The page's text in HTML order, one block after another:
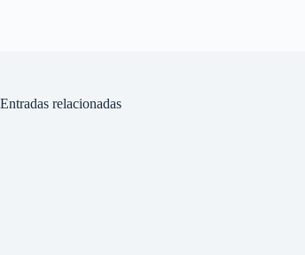
Entradas relacionadas